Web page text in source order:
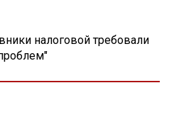
налоговой требовали